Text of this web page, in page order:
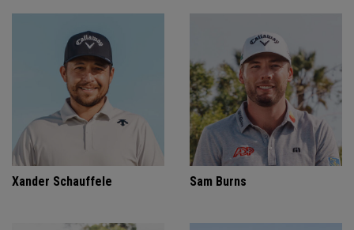
Xander Schauffele Sam Burns